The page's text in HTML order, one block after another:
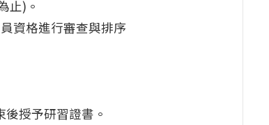
止)。
資格進行審查與排序
授予研習證書。